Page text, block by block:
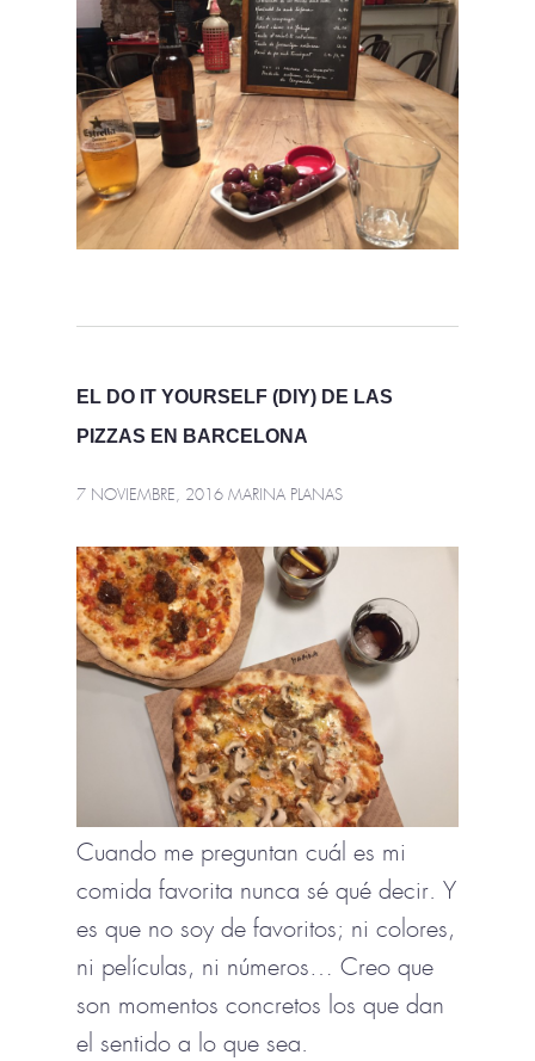
EL DO IT YOURSELF (DIY) DE LAS
PIZZAS EN BARCELONA
7 NOVIEMBRE, 2016 MARINA PLANAS
Cuando me preguntan cuál es mi
comida favorita nunca sé qué decir. Y
es que no soy de favoritos; ni colores,
ni películas, ni números… Creo que
son momentos concretos los que dan
el sentido a lo que sea.